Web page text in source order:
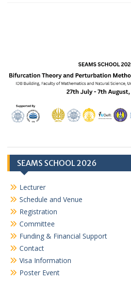
SEAMS SCHOOL 2026
Lecturer
Schedule and Venue
Registration
Committee
Funding & Financial Support
Contact
Visa Information
Poster Event